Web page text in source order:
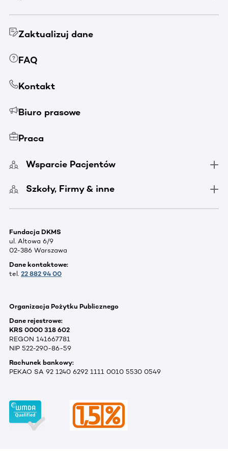
Zaktualizuj dane
FAQ
Kontakt
Biuro prasowe
Praca
Wsparcie Pacjentów
Szkoły, Firmy & inne
Fundacja DKMS
ul. Altowa 6/9
02-386 Warszawa
Dane kontaktowe:
tel. 22 882 94 00
Organizacja Pożytku Publicznego
Dane rejestrowe:
KRS 0000 318 602
REGON 141667781
NIP 522-290-86-59
Rachunek bankowy:
PEKAO SA 92 1240 6292 1111 0010 5530 0549